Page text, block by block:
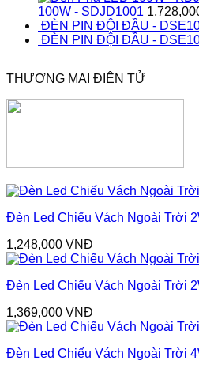
100W - SDJD1001
ĐÈN PIN ĐỘI ĐẦU -
ĐÈN PIN ĐỘI ĐẦU -
THƯƠNG MẠI ĐIỆN TỬ
Đèn Led Chiếu Vách Ngoài Trời
1,248,000 VNĐ
Đèn Led Chiếu Vách Ngoài Trời
1,369,000 VNĐ
Đèn Led Chiếu Vách Ngoài Trời